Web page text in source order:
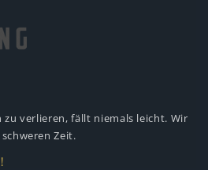
zu verlieren, fällt niemals leicht. Wir
Zeit.